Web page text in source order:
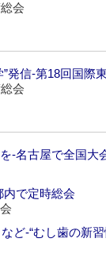
会
発信‐第18回国際
会
‐名古屋で全国大
内で定時総会
ど‐“むし歯の新